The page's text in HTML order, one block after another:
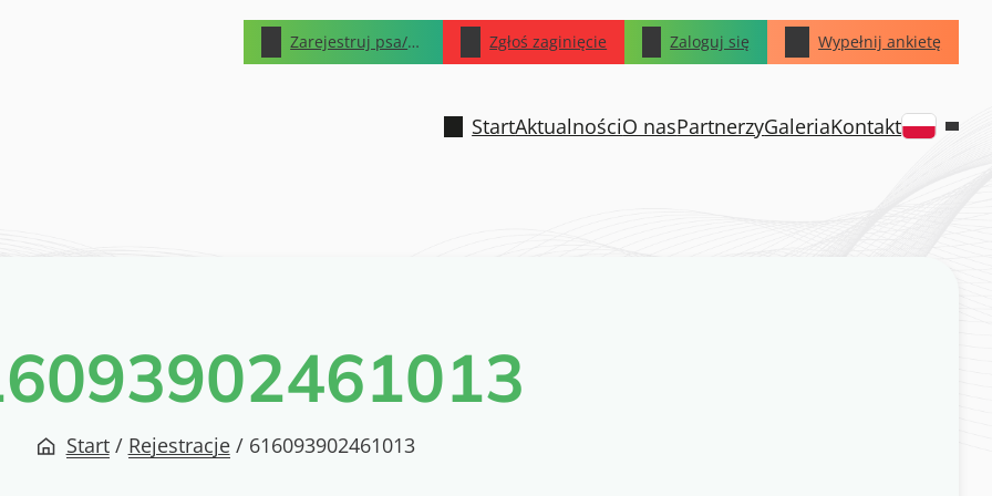
Zarejestruj psa/kota Zgłoś zaginięcie Zaloguj się Wypełnij ankietę
StartAktualnościO nasPartnerzyGaleriaKontakt
Start / Rejestracje / 616093902461013